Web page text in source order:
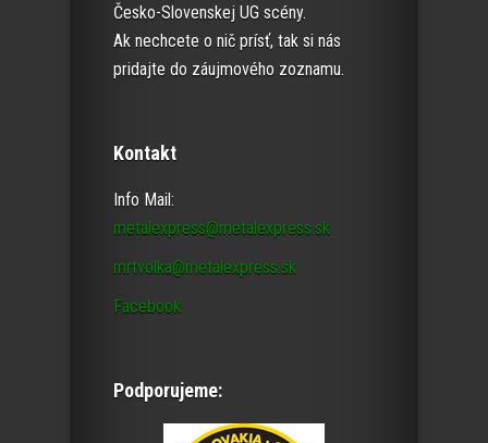
Česko-Slovenskej UG scény.
Ak nechcete o nič prísť, tak si nás
pridajte do záujmového zoznamu.
Kontakt
Info Mail:
metalexpress@metalexpress.sk
mrtvolka@metalexpress.sk
Facebook
Podporujeme: